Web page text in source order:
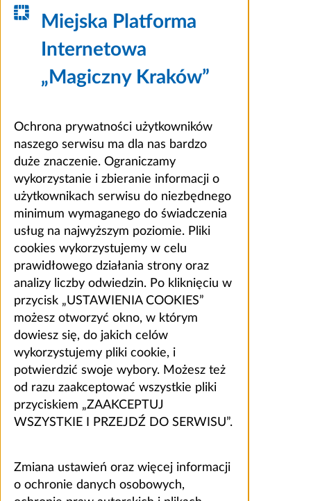
Miejska Platforma
Internetowa
„Magiczny Kraków”
Ochrona prywatności użytkowników
naszego serwisu ma dla nas bardzo
duże znaczenie. Ograniczamy
wykorzystanie i zbieranie informacji o
użytkownikach serwisu do niezbędnego
minimum wymaganego do świadczenia
usług na najwyższym poziomie. Pliki
cookies wykorzystujemy w celu
prawidłowego działania strony oraz
analizy liczby odwiedzin. Po kliknięciu w
przycisk „USTAWIENIA COOKIES”
możesz otworzyć okno, w którym
dowiesz się, do jakich celów
wykorzystujemy pliki cookie, i
potwierdzić swoje wybory. Możesz też
od razu zaakceptować wszystkie pliki
przyciskiem „ZAAKCEPTUJ
WSZYSTKIE I PRZEJDŹ DO SERWISU”.
Zmiana ustawień oraz więcej informacji
o ochronie danych osobowych,